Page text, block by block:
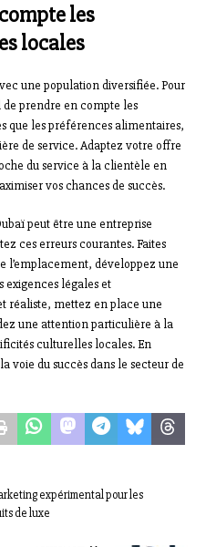
les
locales
une population diversifiée. Pour
prendre en compte les
que les préférences alimentaires,
de service. Adaptez votre offre
du service à la clientèle en
vos chances de succès.
peut être une entreprise
ces erreurs courantes. Faites
l’emplacement, développez une
légales et
réaliste, mettez en place une
une attention particulière à la
culturelles locales. En
voie du succès dans le secteur de
expérimental pour les
de luxe